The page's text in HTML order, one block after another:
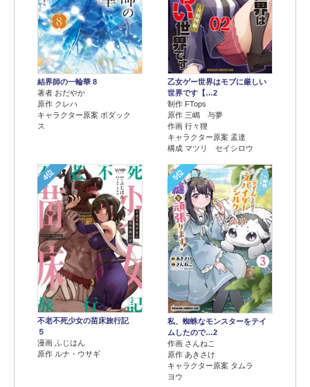
結界師の一輪華 8
著者 おだやか
原作 クレハ
キャラクター原案 ボダック
ス
乙女ゲー世界はモブに厳しい
世界です【…2
制作 FTops
原作 三嶋 与夢
作画 行々狸
キャラクター原案 孟達
構成 マツリ セイシロウ
4位
不老不死少女の苗床旅行記
５
漫画 ふじはん
原作 ルナ・ウサギ
5位
私、蜘蛛なモンスターをテイ
ムしたので…2
作画 さんねこ
原作 あきさけ
キャラクター原案 タムラ
ヨウ